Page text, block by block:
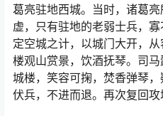
葛亮驻地西城。当时，诸葛
虚，只有驻地的老弱士兵，
定空城之计，以城门大开，
楼观山赏景，饮酒抚琴。司
城楼，笑容可掬，焚香弹琴
伏兵，不进而退。再次复回攻